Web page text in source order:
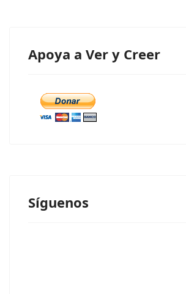
Apoya a Ver y Creer
Síguenos